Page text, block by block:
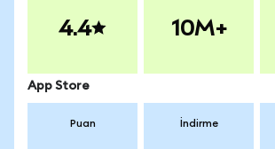
4.4 10M+
App Store
Puan İndirme